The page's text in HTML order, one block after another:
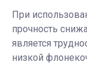
При
прочность
является
низкой